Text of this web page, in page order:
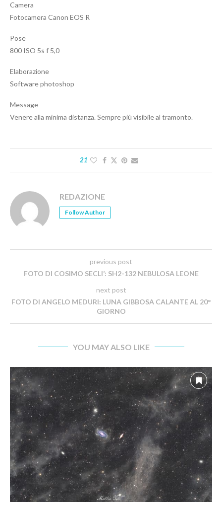
Camera
Fotocamera Canon EOS R
Pose
800 ISO 5s f 5,0
Elaborazione
Software photoshop
Message
Venere alla minima distanza. Sempre più visibile al tramonto.
21
REDAZIONE
Follow Author
previous post
FOTO DI COSIMO SECLI’: SH2-132 NEBULOSA LEONE
next post
FOTO DI ANGELO MEDURI: LUNA GIBBOSA CALANTE AL 20°
GIORNO
YOU MAY ALSO LIKE